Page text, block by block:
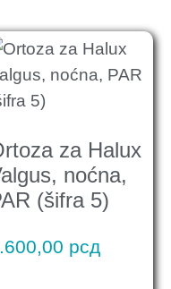
za Halux
noćna,
(šifra 5)
рсд